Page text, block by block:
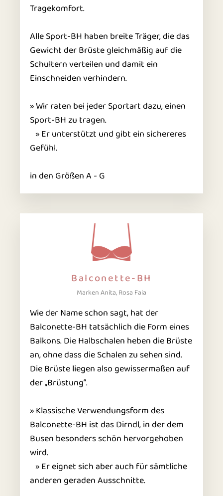
Tragekomfort.
Alle Sport-BH haben breite Träger, die das
Gewicht der Brüste gleichmäßig auf die
Schultern verteilen und damit ein
Einschneiden verhindern.
» Wir raten bei jeder Sportart dazu, einen
Sport-BH zu tragen.
» Er unterstützt und gibt ein sichereres
Gefühl.
in den Größen A - G
Balconette-BH
Marken Anita, Rosa Faia
Wie der Name schon sagt, hat der
Balconette-BH tatsächlich die Form eines
Balkons. Die Halbschalen heben die Brüste
an, ohne dass die Schalen zu sehen sind.
Die Brüste liegen also gewissermaßen auf
der „Brüstung“.
» Klassische Verwendungsform des
Balconette-BH ist das Dirndl, in der dem
Busen besonders schön hervorgehoben
wird.
» Er eignet sich aber auch für sämtliche
anderen geraden Ausschnitte.